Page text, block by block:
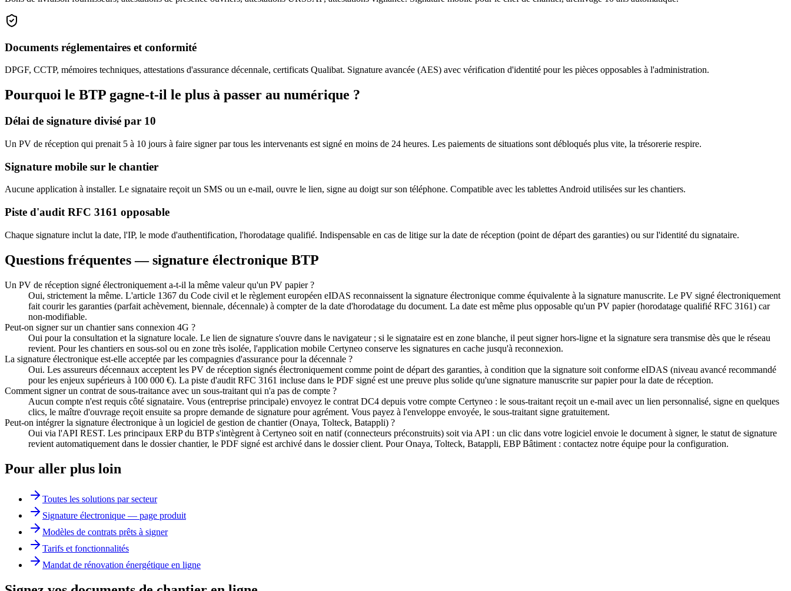
Documents réglementaires et conformité
DPGF, CCTP, mémoires techniques, attestations d'assurance décennale, certificats Qualibat. Signature avancée (AES) avec vérification d'identité pour les pièces opposables à l'administration.
Pourquoi le BTP gagne-t-il le plus à passer au numérique ?
Délai de signature divisé par 10
Un PV de réception qui prenait 5 à 10 jours à faire signer par tous les intervenants est signé en moins de 24 heures. Les paiements de situations sont débloqués plus vite, la trésorerie respire.
Signature mobile sur le chantier
Aucune application à installer. Le signataire reçoit un SMS ou un e-mail, ouvre le lien, signe au doigt sur son téléphone. Compatible avec les tablettes Android utilisées sur les chantiers.
Piste d'audit RFC 3161 opposable
Chaque signature inclut la date, l'IP, le mode d'authentification, l'horodatage qualifié. Indispensable en cas de litige sur la date de réception (point de départ des garanties) ou sur l'identité du signataire.
Questions fréquentes — signature électronique BTP
Un PV de réception signé électroniquement a-t-il la même valeur qu'un PV papier ?
Oui, strictement la même. L'article 1367 du Code civil et le règlement européen eIDAS reconnaissent la signature électronique comme équivalente à la signature manuscrite. Le PV signé électroniquement
fait courir les garanties (parfait achèvement, biennale, décennale) à compter de la date d'horodatage du document. La date est même plus opposable qu'un PV papier (horodatage qualifié RFC 3161) car
non-modifiable.
Peut-on signer sur un chantier sans connexion 4G ?
Oui pour la consultation et la signature locale. Le lien de signature s'ouvre dans le navigateur ; si le signataire est en zone blanche, il peut signer hors-ligne et la signature sera transmise dès que le réseau
revient. Pour les chantiers en sous-sol ou en zone très isolée, l'application mobile Certyneo conserve les signatures en cache jusqu'à reconnexion.
La signature électronique est-elle acceptée par les compagnies d'assurance pour la décennale ?
Oui. Les assureurs décennaux acceptent les PV de réception signés électroniquement comme point de départ des garanties, à condition que la signature soit conforme eIDAS (niveau avancé recommandé
pour les enjeux supérieurs à 100 000 €). La piste d'audit RFC 3161 incluse dans le PDF signé est une preuve plus solide qu'une signature manuscrite sur papier pour la date de réception.
Comment signer un contrat de sous-traitance avec un sous-traitant qui n'a pas de compte ?
Aucun compte n'est requis côté signataire. Vous (entreprise principale) envoyez le contrat DC4 depuis votre compte Certyneo : le sous-traitant reçoit un e-mail avec un lien personnalisé, signe en quelques
clics, le maître d'ouvrage reçoit ensuite sa propre demande de signature pour agrément. Vous payez à l'enveloppe envoyée, le sous-traitant signe gratuitement.
Peut-on intégrer la signature électronique à un logiciel de gestion de chantier (Onaya, Tolteck, Batappli) ?
Oui via l'API REST. Les principaux ERP du BTP s'intègrent à Certyneo soit en natif (connecteurs préconstruits) soit via API : un clic dans votre logiciel envoie le document à signer, le statut de signature
revient automatiquement dans le dossier chantier, le PDF signé est archivé dans le dossier client. Pour Onaya, Tolteck, Batappli, EBP Bâtiment : contactez notre équipe pour la configuration.
Pour aller plus loin
Toutes les solutions par secteur
Signature électronique — page produit
Modèles de contrats prêts à signer
Tarifs et fonctionnalités
Mandat de rénovation énergétique en ligne